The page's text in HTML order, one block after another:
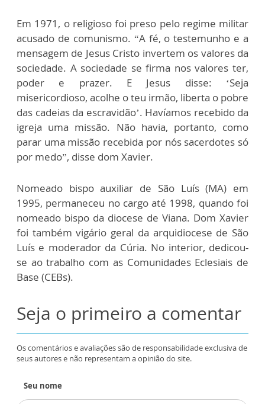
Em 1971, o religioso foi preso pelo regime militar
acusado de comunismo. “A fé, o testemunho e a
mensagem de Jesus Cristo invertem os valores da
sociedade. A sociedade se firma nos valores ter,
poder e prazer. E Jesus disse: ‘Seja
misericordioso, acolhe o teu irmão, liberta o pobre
das cadeias da escravidão’. Havíamos recebido da
igreja uma missão. Não havia, portanto, como
parar uma missão recebida por nós sacerdotes só
por medo”, disse dom Xavier.
Nomeado bispo auxiliar de São Luís (MA) em
1995, permaneceu no cargo até 1998, quando foi
nomeado bispo da diocese de Viana. Dom Xavier
foi também vigário geral da arquidiocese de São
Luís e moderador da Cúria. No interior, dedicou-
se ao trabalho com as Comunidades Eclesiais de
Base (CEBs).
Seja o primeiro a comentar
Os comentários e avaliações são de responsabilidade exclusiva de
seus autores e não representam a opinião do site.
Seu nome